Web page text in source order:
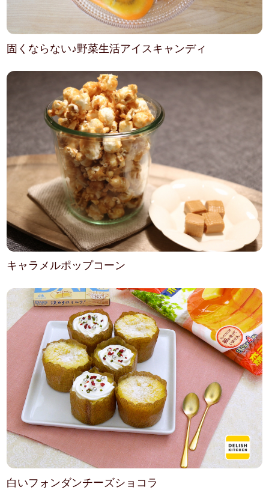
固くならない♪野菜生活アイスキャンディ
キャラメルポップコーン
白いフォンダンチーズショコラ